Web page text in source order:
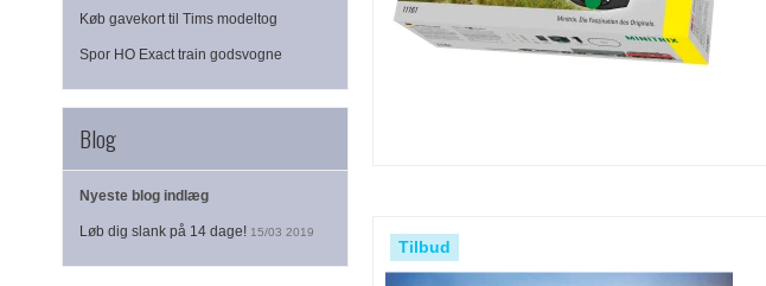
Køb gavekort til Tims modeltog
Spor HO Exact train godsvogne
Blog
Nyeste blog indlæg
Løb dig slank på 14 dage! 15/03 2019
Tilbud